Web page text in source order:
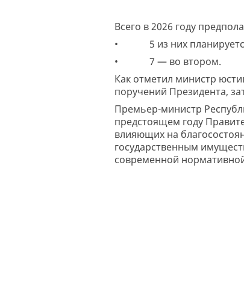
Всего в 2026 году
• 5 из них планируется
• 7 — во втором.
Как отметил министр
поручений Президента,
Премьер-министр
предстоящем году
влияющих на
государственным
современной